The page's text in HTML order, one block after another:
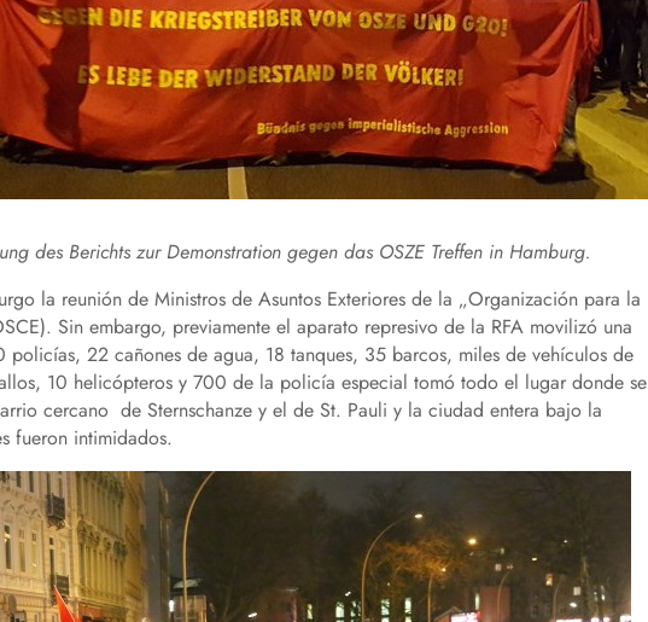
des Berichts zur Demonstration gegen das OSZE Treffen in Hamburg.
la reunión de Ministros de Asuntos Exteriores de la „Organización para la
Sin embargo, previamente el aparato represivo de la RFA movilizó una
22 cañones de agua, 18 tanques, 35 barcos, miles de vehículos de
10 helicópteros y 700 de la policía especial tomó todo el lugar donde se
cercano de Sternschanze y el de St. Pauli y la ciudad entera bajo la
fueron intimidados.